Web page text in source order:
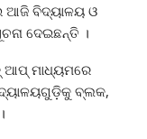
ଆଜି ବିଦ୍ୟାଳୟ ଓ
ଦେଇଛନ୍ତି ।
ଆପ୍‍ ମାଧ୍ୟମରେ
ବ୍ଲକ,